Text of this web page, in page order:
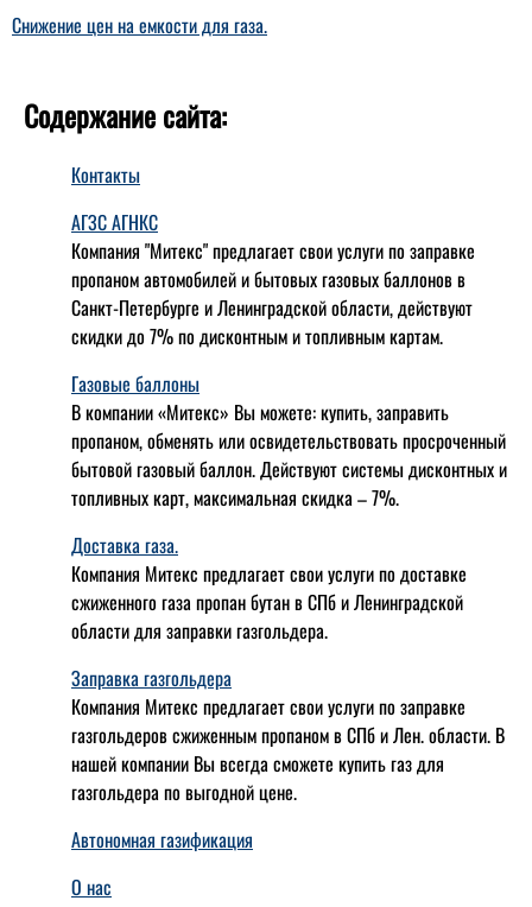
Снижение цен на емкости для газа.
Содержание сайта:
Контакты
АГЗС АГНКС
Компания "Митекс" предлагает свои услуги по заправке
пропаном автомобилей и бытовых газовых баллонов в
Санкт-Петербурге и Ленинградской области, действуют
скидки до 7% по дисконтным и топливным картам.
Газовые баллоны
В компании «Митекс» Вы можете: купить, заправить
пропаном, обменять или освидетельствовать просроченный
бытовой газовый баллон. Действуют системы дисконтных и
топливных карт, максимальная скидка – 7%.
Доставка газа.
Компания Митекс предлагает свои услуги по доставке
сжиженного газа пропан бутан в СПб и Ленинградской
области для заправки газгольдера.
Заправка газгольдера
Компания Митекс предлагает свои услуги по заправке
газгольдеров сжиженным пропаном в СПб и Лен. области. В
нашей компании Вы всегда сможете купить газ для
газгольдера по выгодной цене.
Автономная газификация
О нас